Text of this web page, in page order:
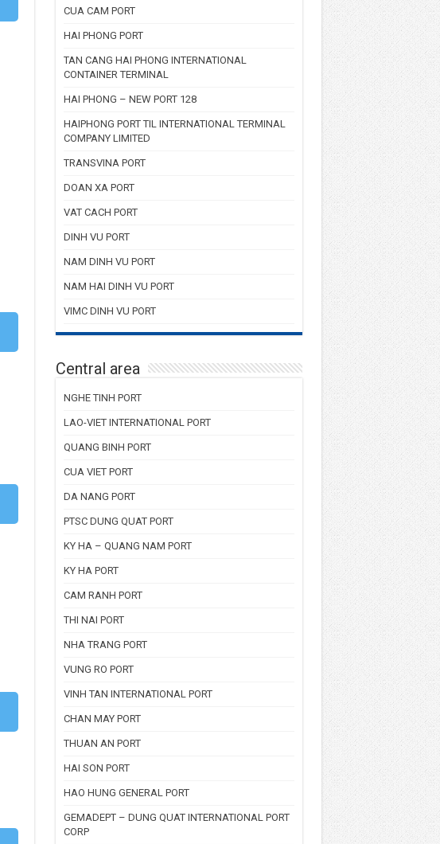
CUA CAM PORT
HAI PHONG PORT
TAN CANG HAI PHONG INTERNATIONAL
CONTAINER TERMINAL
HAI PHONG – NEW PORT 128
HAIPHONG PORT TIL INTERNATIONAL TERMINAL
COMPANY LIMITED
TRANSVINA PORT
DOAN XA PORT
VAT CACH PORT
DINH VU PORT
NAM DINH VU PORT
NAM HAI DINH VU PORT
VIMC DINH VU PORT
Central area
NGHE TINH PORT
LAO-VIET INTERNATIONAL PORT
QUANG BINH PORT
CUA VIET PORT
DA NANG PORT
PTSC DUNG QUAT PORT
KY HA – QUANG NAM PORT
KY HA PORT
CAM RANH PORT
THI NAI PORT
NHA TRANG PORT
VUNG RO PORT
VINH TAN INTERNATIONAL PORT
CHAN MAY PORT
THUAN AN PORT
HAI SON PORT
HAO HUNG GENERAL PORT
GEMADEPT – DUNG QUAT INTERNATIONAL PORT
CORP